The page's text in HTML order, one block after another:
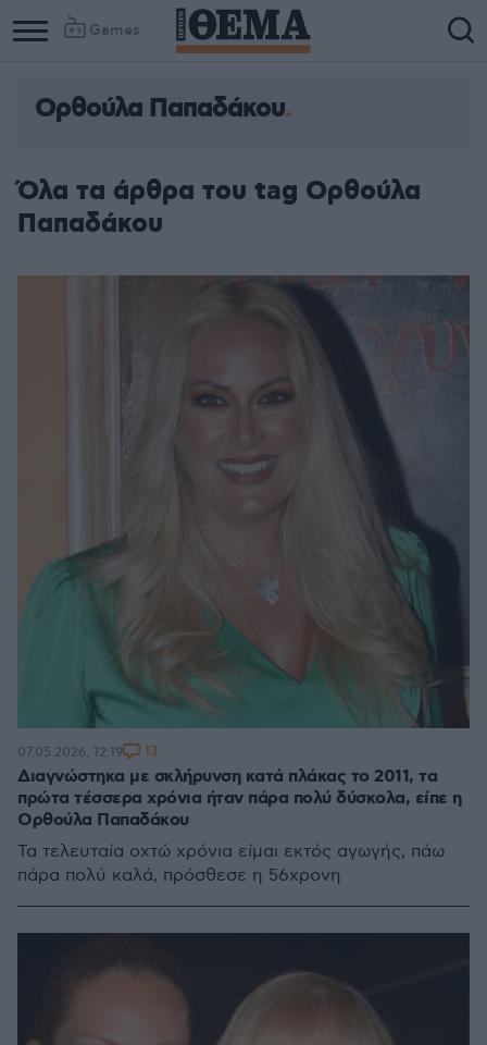
Games
Ορθούλα Παπαδάκου
Όλα τα άρθρα του tag Ορθούλα
Παπαδάκου
Διαγνώστηκα με σκλήρυνση κατά πλάκας το 2011, τα
πρώτα τέσσερα χρόνια ήταν πάρα πολύ δύσκολα, είπε η
Ορθούλα Παπαδάκου
Τα τελευταία οχτώ χρόνια είμαι εκτός αγωγής, πάω
πάρα πολύ καλά, πρόσθεσε η 56χρονη
07.05.2026, 12:19 13